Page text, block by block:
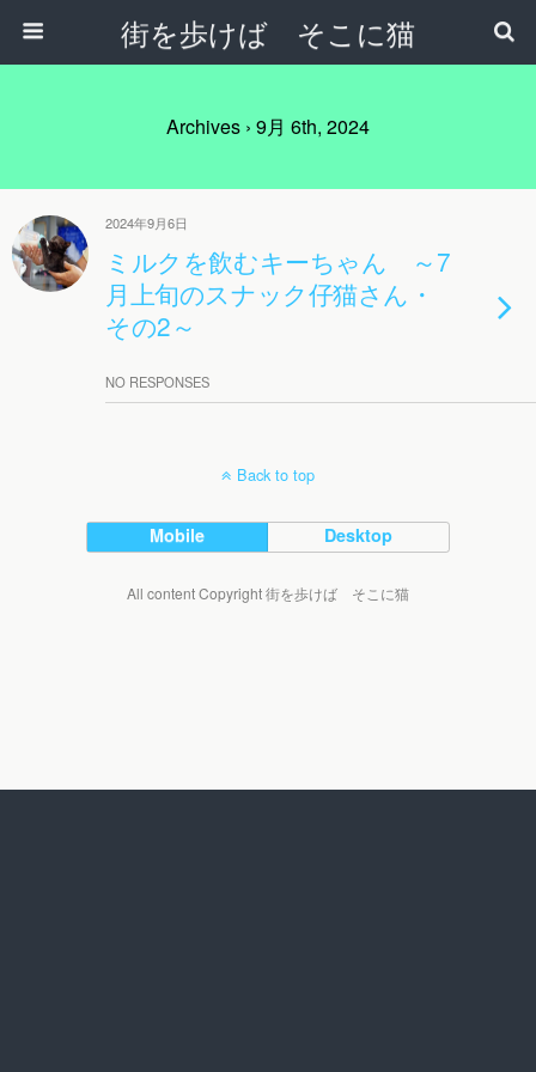
街を歩けば そこに猫
Archives › 9月 6th, 2024
2024年9月6日
ミルクを飲むキーちゃん ～7
月上旬のスナック仔猫さん・
その2～
NO RESPONSES
Back to top
Mobile Desktop
All content Copyright 街を歩けば そこに猫